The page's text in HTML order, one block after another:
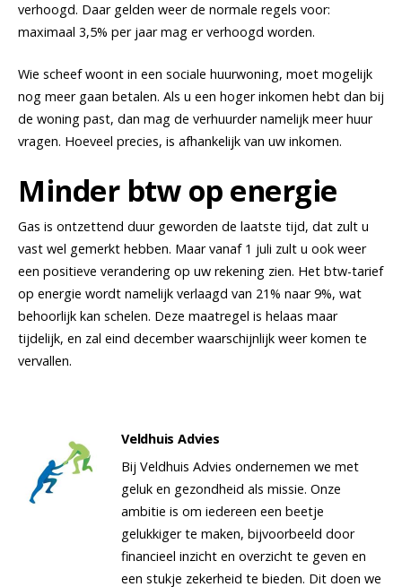
verhoogd. Daar gelden weer de normale regels voor:
maximaal 3,5% per jaar mag er verhoogd worden.
Wie scheef woont in een sociale huurwoning, moet mogelijk
nog meer gaan betalen. Als u een hoger inkomen hebt dan bij
de woning past, dan mag de verhuurder namelijk meer huur
vragen. Hoeveel precies, is afhankelijk van uw inkomen.
Minder btw op energie
Gas is ontzettend duur geworden de laatste tijd, dat zult u
vast wel gemerkt hebben. Maar vanaf 1 juli zult u ook weer
een positieve verandering op uw rekening zien. Het btw-tarief
op energie wordt namelijk verlaagd van 21% naar 9%, wat
behoorlijk kan schelen. Deze maatregel is helaas maar
tijdelijk, en zal eind december waarschijnlijk weer komen te
vervallen.
Veldhuis Advies
Bij Veldhuis Advies ondernemen we met
geluk en gezondheid als missie. Onze
ambitie is om iedereen een beetje
gelukkiger te maken, bijvoorbeeld door
financieel inzicht en overzicht te geven en
een stukje zekerheid te bieden. Dit doen we